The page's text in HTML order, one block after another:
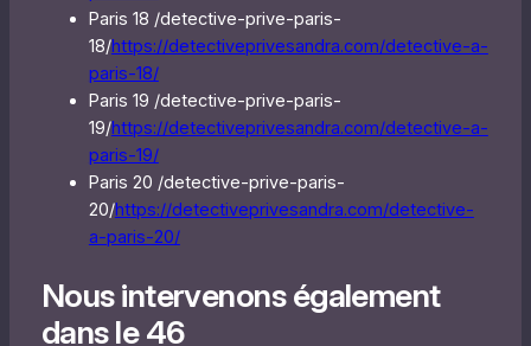
Paris 18 /detective-prive-paris-
18/https://detectiveprivesandra.com/detective-a-
paris-18/
Paris 19 /detective-prive-paris-
19/https://detectiveprivesandra.com/detective-a-
paris-19/
Paris 20 /detective-prive-paris-
20/https://detectiveprivesandra.com/detective-
a-paris-20/
Nous intervenons également
dans le 46